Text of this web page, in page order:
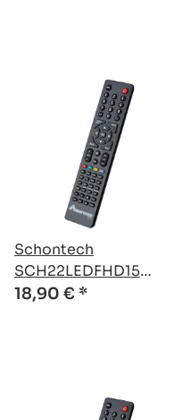
Schontech
SCH22LEDFHD15
kompatible Ersatz
18,90 € *